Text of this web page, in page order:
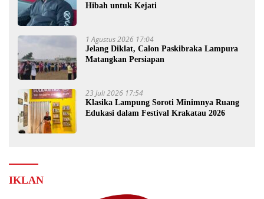
Hibah untuk Kejati
1 Agustus 2026 17:04
Jelang Diklat, Calon Paskibraka Lampura
Matangkan Persiapan
23 Juli 2026 17:54
Klasika Lampung Soroti Minimnya Ruang
Edukasi dalam Festival Krakatau 2026
IKLAN